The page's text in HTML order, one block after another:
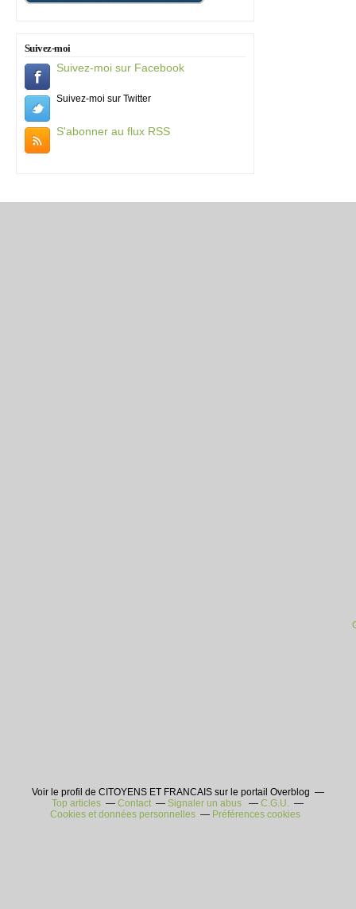
Suivez-moi
Suivez-moi sur Facebook
Suivez-moi sur Twitter
S'abonner au flux RSS
Voir le profil de CITOYENS ET FRANCAIS sur le portail Overblog
Top articles
Contact Signaler un abus
C.G.U.
Cookies et données personnelles
Préférences cookies